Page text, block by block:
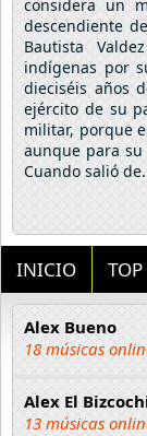
considera un
descendiente
Bautista
indígenas por
dieciséis años
ejército de su
militar, porque
aunque para
Cuando salió
INICIO TOP
Alex Bueno
18 músicas
Alex El
13 músicas